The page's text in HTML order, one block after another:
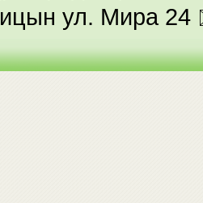
ул. Мира